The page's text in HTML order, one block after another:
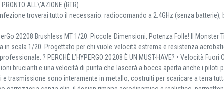
PRONTO ALL\'AZIONE (RTR)
troverai tutto il necessario: radiocomando a 2.4GHz (senza batterie),
20208 Brushless MT 1/20: Piccole Dimensioni, Potenza Folle! Il
scala 1/20. Progettato per chi vuole velocità estrema e resistenza
? PERCHÉ L’HYPERGO 20208 È UN MUST-HAVE? • Velocità
brucianti e una velocità di punta che lascerà a bocca aperta anche i piloti
trasmissione sono interamente in metallo, costruiti per scaricare a terra